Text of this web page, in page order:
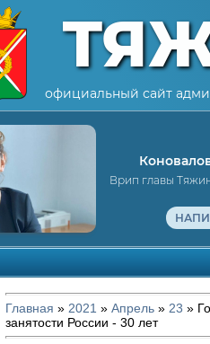
официальный сайт
Врип главы
Главная » 2021 » Апрель » 23 »
занятости России - 30 лет